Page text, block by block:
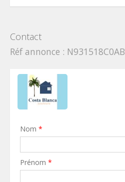
Contact
Réf annonce : N931518C0AB
Nom *
Prénom *